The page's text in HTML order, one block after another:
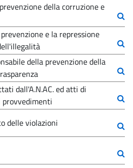
della corruzione e
e la repressione
della prevenzione della
dall'A.N.AC. ed atti di
delle violazioni